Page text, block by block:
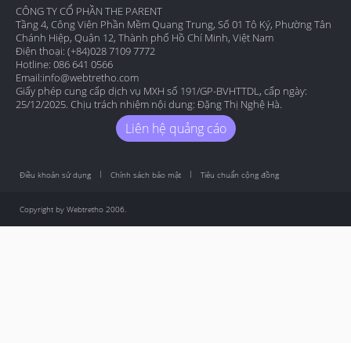
CÔNG TY CỔ PHẦN THE PARENT
Tầng 4, Công Viên Phần Mềm Quang Trung, Số 01 Tô Ký, Phường Tân
Chánh Hiệp, Quận 12, Thành phố Hồ Chí Minh, Việt Nam
Điện thoại: (+84)028 7109 7772
Hotline: 086 641 0566
Email:info@webtretho.com
Giấy phép cung cấp dịch vụ MXH số 191/GP-BVHTTDL, cấp ngày:
25/12/2025. Chịu trách nhiệm nội dung: Đặng Thị Nghệ Hà.
Liên hệ quảng cáo
Copyright by Webtretho 2006.
Điều khoản sử dụng Chính sách bảo mật Tiêu chuẩn cộng đồng